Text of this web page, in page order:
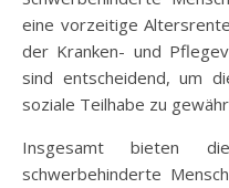
eine vorzeitige
der Kranken- und
sind entscheidend, um
soziale Teilhabe zu
Insgesamt bieten
schwerbehinderte